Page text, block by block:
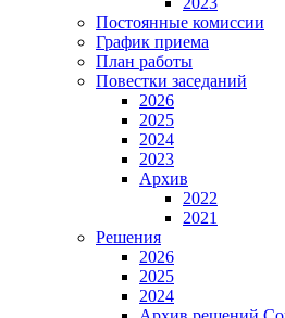
Постоянные комиссии
График приема
План работы
Повестки заседаний
2026
2025
2024
2023
Архив
2022
2021
Решения
2026
2025
2024